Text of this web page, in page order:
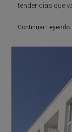
tendencias que
Continuar Leyendo